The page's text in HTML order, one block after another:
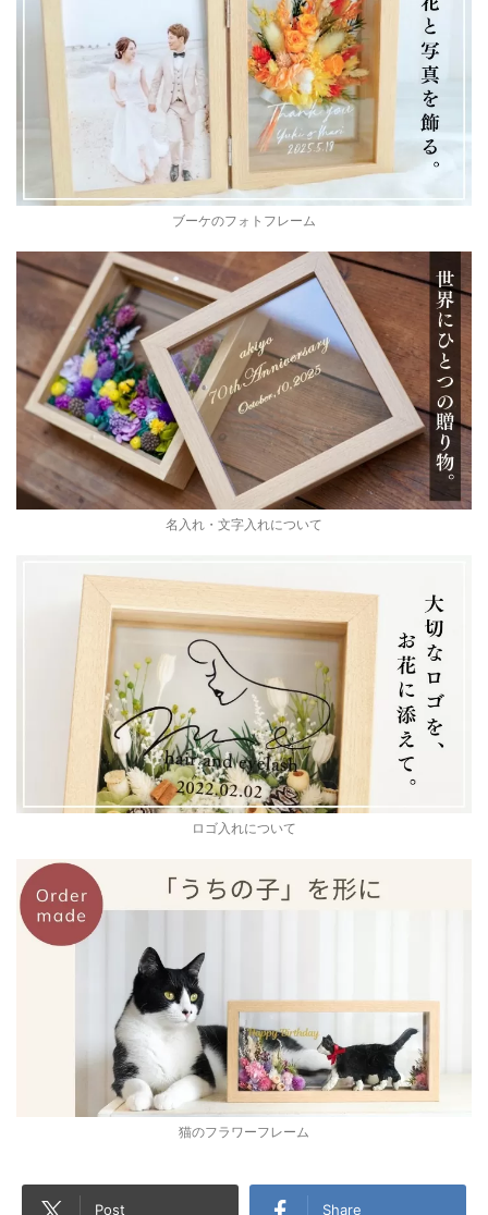
ブーケのフォトフレーム
名入れ・文字入れについて
ロゴ入れについて
猫のフラワーフレーム
Post Share